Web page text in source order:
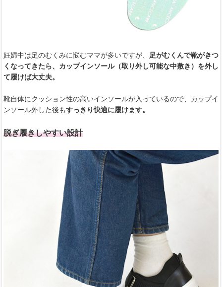
妊婦中は足のむくみに悩むママが多いですが、
足がむくんで靴がきつ
くなってきたら、カップインソール（取り外し可能な中敷き）を外し
て履けば大丈夫。
靴自体にクッション性の高いインソールが入っているので、カップイ
ンソール外した後もすっきり快適に履けます。
脱ぎ履きしやすい設計